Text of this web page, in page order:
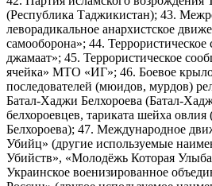
(Республика Таджикистан); 43.
леворадикальное анархистское
самооборона»; 44.
джамаат»; 45. Террористическое
ячейка» МТО «ИГ»; 46. Боевое
последователей (мюидов, мурдов)
Батал-Хаджи Белхороева (Батал-
белхороевцев, тариката шейха овлия
Белхороева); 47. Международное
Убийц» (другие используемые
Убийств», «Молодёжь Которая
Украинское военизированное